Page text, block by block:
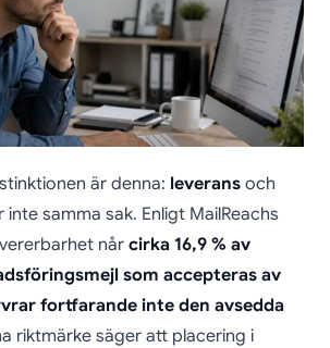
är denna: leverans och
inte samma sak. Enligt MailReachs
når cirka 16,9 % av
som accepteras av
fortfarande inte den avsedda
riktmärke säger att placering i